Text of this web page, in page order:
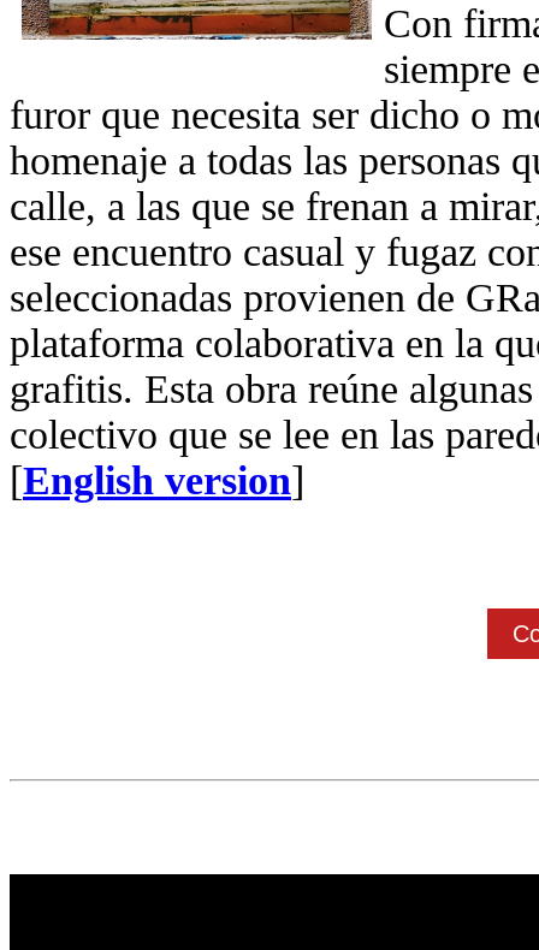
Con
siempre
furor que necesita ser dicho o
homenaje a todas las personas
calle, a las que se frenan a
ese encuentro casual y fugaz
seleccionadas provienen de
plataforma colaborativa en la
grafitis. Esta obra reúne
colectivo que se lee en las
[English version]